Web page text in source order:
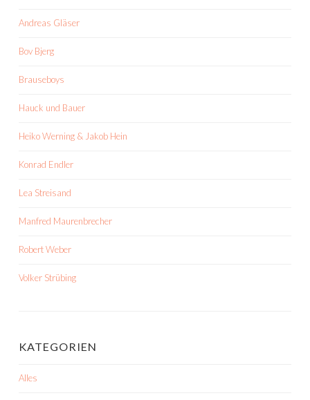
Andreas Gläser
Bov Bjerg
Brauseboys
Hauck und Bauer
Heiko Werning & Jakob Hein
Konrad Endler
Lea Streisand
Manfred Maurenbrecher
Robert Weber
Volker Strübing
KATEGORIEN
Alles